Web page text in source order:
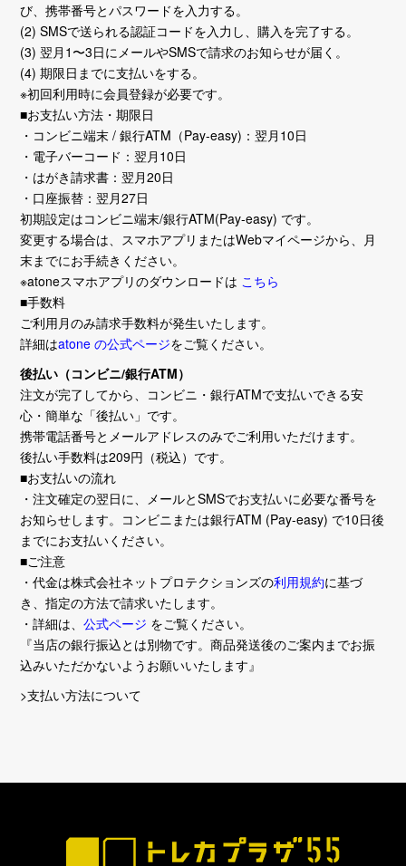
び、携帯番号とパスワードを入力する。
(2) SMSで送られる認証コードを入力し、購入を完了する。
(3) 翌月1〜3日にメールやSMSで請求のお知らせが届く。
(4) 期限日までに支払いをする。
※初回利用時に会員登録が必要です。
■お支払い方法・期限日
・コンビニ端末 / 銀行ATM（Pay-easy)：翌月10日
・電子バーコード：翌月10日
・はがき請求書：翌月20日
・口座振替：翌月27日
初期設定はコンビニ端末/銀行ATM(Pay-easy) です。
変更する場合は、スマホアプリまたはWebマイページから、月
末までにお手続きください。
※atoneスマホアプリのダウンロードは こちら
■手数料
ご利用月のみ請求手数料が発生いたします。
詳細はatone の公式ページをご覧ください。
後払い（コンビニ/銀行ATM）
注文が完了してから、コンビニ・銀行ATMで支払いできる安
心・簡単な「後払い」です。
携帯電話番号とメールアドレスのみでご利用いただけます。
後払い手数料は209円（税込）です。
■お支払いの流れ
・注文確定の翌日に、メールとSMSでお支払いに必要な番号を
お知らせします。コンビニまたは銀行ATM (Pay-easy) で10日後
までにお支払いください。
■ご注意
・代金は株式会社ネットプロテクションズの利用規約に基づ
き、指定の方法で請求いたします。
・詳細は、公式ページ をご覧ください。
『当店の銀行振込とは別物です。商品発送後のご案内までお振
込みいただかないようお願いいたします』
>支払い方法について